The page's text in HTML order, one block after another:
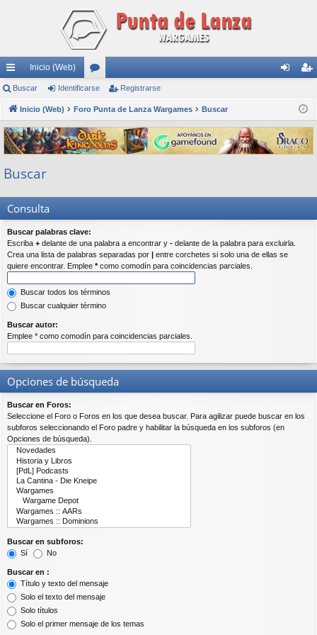
nl
ac
es
rá
pi
do
Inicio (Web)
or
os
fic
ar
ist
ra
rs
Buscar Identificarse Registrarse
Inicio (Web) Foro Punta de Lanza Wargames Buscar
Buscar
Consulta
Buscar palabras clave:
Escriba + delante de una palabra a encontrar y - delante de la palabra para excluirla.
Crea una lista de palabras separadas por
entre corchetes si solo una de ellas se
quiere encontrar. Emplee *como comodín para coincidencias parciales.
Buscar todos los términos
Buscar cualquier término
Buscar autor:
Emplee * como comodín para coincidencias parciales.
Opciones de búsqueda
Buscar en Foros:
Seleccione el Foro o Foros en los que desea buscar. Para agilizar puede buscar en los
subforos seleccionando el Foro padre y habilitar la búsqueda en los subforos (en
Opciones de búsqueda).
Buscar en subforos:
Sí
No
Buscar en :
Título y texto del mensaje
Solo el texto del mensaje
Solo títulos
Solo el primer mensaje de los temas